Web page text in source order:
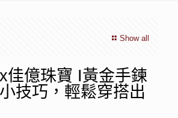
Show all
佳億珠寶 I黃金手鍊
技巧，輕鬆穿搭出